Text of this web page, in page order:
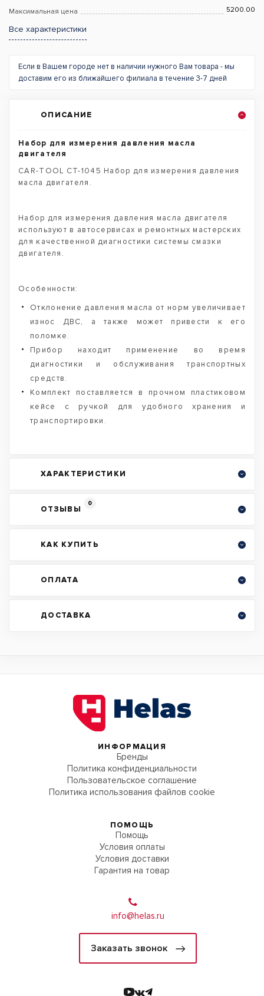
Максимальная цена 5200.00
Все характеристики
Если в Вашем городе нет в наличии нужного Вам товара - мы
доставим его из ближайшего филиала в течение 3-7 дней
ОПИСАНИЕ
Набор для измерения давления масла
двигателя
CAR-TOOL CT-1045 Набор для измерения давления
масла двигателя.
Набор для измерения давления масла двигателя
используют в автосервисах и ремонтных мастерских
для качественной диагностики системы смазки
двигателя.
Особенности:
Отклонение давления масла от норм увеличивает
износ ДВС, а также может привести к его
поломке.
Прибор находит применение во время
диагностики и обслуживания транспортных
средств.
Комплект поставляется в прочном пластиковом
кейсе с ручкой для удобного хранения и
транспортировки.
ХАРАКТЕРИСТИКИ
ОТЗЫВЫ
0
КАК КУПИТЬ
ОПЛАТА
ДОСТАВКА
ИНФОРМАЦИЯ
Бренды
Политика конфиденциальности
Пользовательское соглашение
Политика использования файлов cookie
ПОМОЩЬ
Помощь
Условия оплаты
Условия доставки
Гарантия на товар
info@helas.ru
Заказать звонок